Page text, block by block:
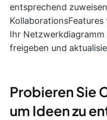
entsprechend
Ihr
freigeben und
Probieren Sie
um Ideen zu